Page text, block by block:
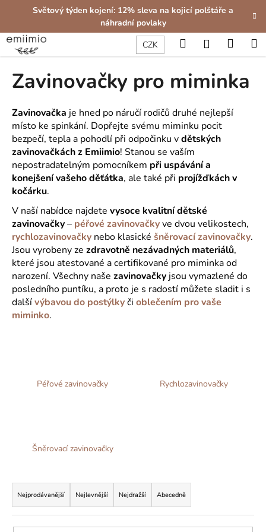
Světový týden kojení: 12% sleva na kojicí polštáře a
náhradní povlaky
CZK
HledatPřihlášení
Zavinovačky pro miminka
Zavinovačka je hned po náručí rodičů druhé nejlepší
místo ke spinkání. Dopřejte svému miminku pocit
bezpečí, tepla a pohodlí při odpočinku vdětských
zavinovačkách z Emiimio! Stanou se vaším
nepostradatelným pomocníkem při uspávání a
konejšení vašeho děťátka, ale také při projížďkách v
kočárku.
V naší nabídce najdete vysoce kvalitní dětské
zavinovačky– péřové zavinovačkyve dvou velikostech,
rychlozavinovačky nebo klasické šněrovací zavinovačky.
Jsou vyrobeny ze zdravotně nezávadných materiálů,
které jsou atestované a certifikované pro miminka od
narození. Všechny naše zavinovačky jsou vymazlené do
posledního puntíku, a proto je s radostí můžete sladit i s
dalšívýbavou do postýlkyči oblečením pro vaše
miminko.
Péřové zavinovačky Rychlozavinovačky
Šněrovací zavinovačky
Ř
a
z
e
Nejprodávanější Nejlevnější Nejdražší Abecedně
š
í
o
o
t
ř
e
b
u
j
e
t
e
n
a
j
í
p
o
r
u